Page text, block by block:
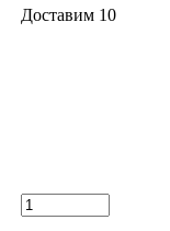
Доставим 10